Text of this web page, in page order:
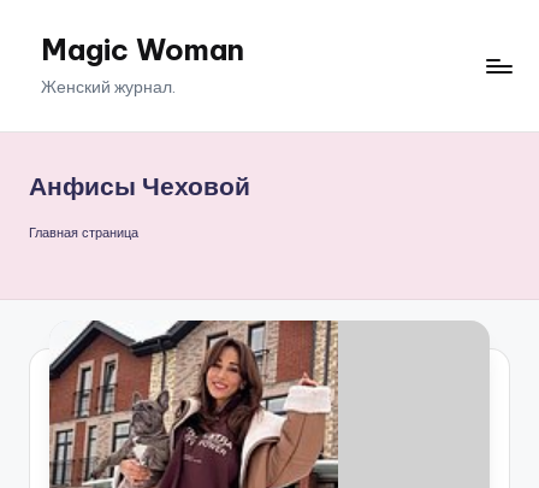
ПерейтиMagic Woman
Женский журнал.
Анфисы Чеховой
Главная страница